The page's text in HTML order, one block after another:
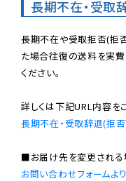
長期不在・受取
長期不在や受取拒否(拒
た場合往復の送料を実
ください。
長期不在・受取辞退(拒
お問い合わせフォームより